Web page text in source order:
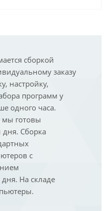
сборкой
заказу
настройку,
программ у
одного часа.
мы готовы
Сборка
с
дня. На складе